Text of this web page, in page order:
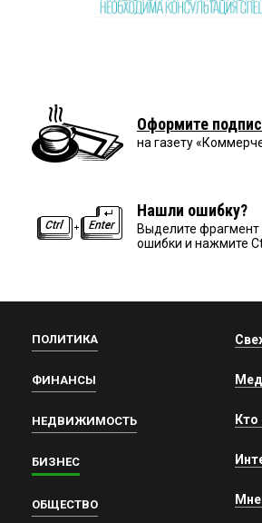
Оформите
на газету
Нашли ошибку?
Выделите фрагмент
ошибки и нажмите
ПОЛИТИКА
ФИНАНСЫ
НЕДВИЖИМОСТЬ
БИЗНЕС
ОБЩЕСТВО
Кто